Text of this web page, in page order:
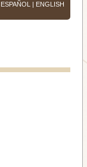
ESPAÑOL | ENGLISH